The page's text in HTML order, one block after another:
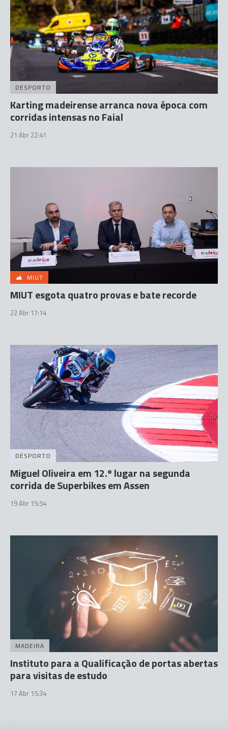
DESPORTO
Karting madeirense arranca nova época com
corridas intensas no Faial
21 Abr 22:41
MIUT
MIUT esgota quatro provas e bate recorde
22 Abr 17:14
DESPORTO
Miguel Oliveira em 12.º lugar na segunda
corrida de Superbikes em Assen
19 Abr 15:54
MADEIRA
Instituto para a Qualificação de portas abertas
para visitas de estudo
17 Abr 15:34